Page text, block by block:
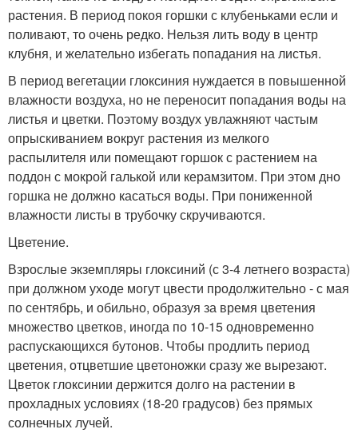
растения. В период покоя горшки с клубеньками если и
поливают, то очень редко. Нельзя лить воду в центр
клубня, и желательно избегать попадания на листья.
В период вегетации глоксиния нуждается в повышенной
влажности воздуха, но не переносит попадания воды на
листья и цветки. Поэтому воздух увлажняют частым
опрыскиванием вокруг растения из мелкого
распылителя или помещают горшок с растением на
поддон с мокрой галькой или керамзитом. При этом дно
горшка не должно касаться воды. При пониженной
влажности листы в трубочку скручиваются.
Цветение.
Взрослые экземпляры глоксиний (с 3-4 летнего возраста)
при должном уходе могут цвести продолжительно - с мая
по сентябрь, и обильно, образуя за время цветения
множество цветков, иногда по 10-15 одновременно
распускающихся бутонов. Чтобы продлить период
цветения, отцветшие цветоножки сразу же вырезают.
Цветок глоксинии держится долго на растении в
прохладных условиях (18-20 градусов) без прямых
солнечных лучей.